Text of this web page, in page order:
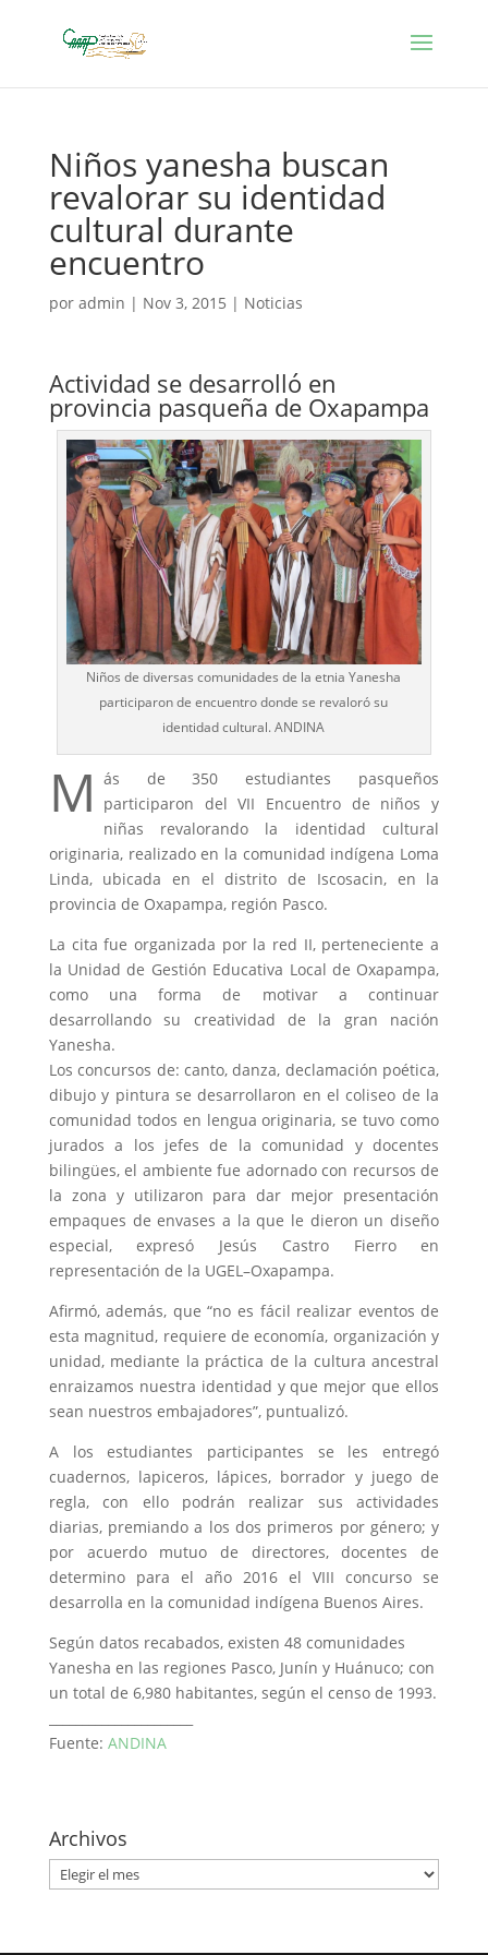
Niños yanesha buscan
revalorar su identidad
cultural durante
encuentro
por admin | Nov 3, 2015 | Noticias
Actividad se desarrolló en
provincia pasqueña de Oxapampa
Niños de diversas comunidades de la etnia Yanesha
participaron de encuentro donde se revaloró su
identidad cultural. ANDINA
M ás de 350 estudiantes pasqueños
participaron del VII Encuentro de niños y
niñas revalorando la identidad cultural
originaria, realizado en la comunidad indígena Loma
Linda, ubicada en el distrito de Iscosacin, en la
provincia de Oxapampa, región Pasco.
La cita fue organizada por la red II, perteneciente a
la Unidad de Gestión Educativa Local de Oxapampa,
como una forma de motivar a continuar
desarrollando su creatividad de la gran nación
Yanesha.
Los concursos de: canto, danza, declamación poética,
dibujo y pintura se desarrollaron en el coliseo de la
comunidad todos en lengua originaria, se tuvo como
jurados a los jefes de la comunidad y docentes
bilingües, el ambiente fue adornado con recursos de
la zona y utilizaron para dar mejor presentación
empaques de envases a la que le dieron un diseño
especial, expresó Jesús Castro Fierro en
representación de la UGEL–Oxapampa.
Afirmó, además, que “no es fácil realizar eventos de
esta magnitud, requiere de economía, organización y
unidad, mediante la práctica de la cultura ancestral
enraizamos nuestra identidad y que mejor que ellos
sean nuestros embajadores”, puntualizó.
A los estudiantes participantes se les entregó
cuadernos, lapiceros, lápices, borrador y juego de
regla, con ello podrán realizar sus actividades
diarias, premiando a los dos primeros por género; y
por acuerdo mutuo de directores, docentes de
determino para el año 2016 el VIII concurso se
desarrolla en la comunidad indígena Buenos Aires.
Según datos recabados, existen 48 comunidades
Yanesha en las regiones Pasco, Junín y Huánuco; con
un total de 6,980 habitantes, según el censo de 1993.
Fuente: ANDINA
Archivos
Archivos